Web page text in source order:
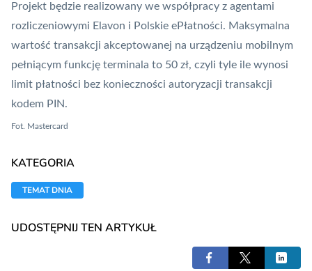
Projekt będzie realizowany we współpracy z agentami
rozliczeniowymi Elavon i Polskie ePłatności. Maksymalna
wartość transakcji akceptowanej na urządzeniu mobilnym
pełniącym funkcję terminala to 50 zł, czyli tyle ile wynosi
limit płatności bez konieczności autoryzacji transakcji
kodem PIN.
Fot. Mastercard
KATEGORIA
TEMAT DNIA
UDOSTĘPNIJ TEN ARTYKUŁ